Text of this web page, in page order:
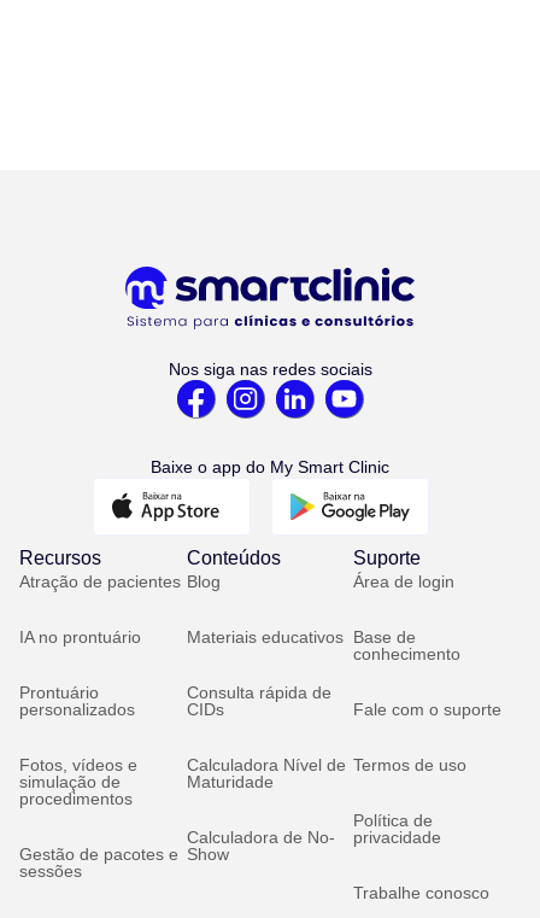
Nos siga nas redes sociais
Baixe o app do My Smart Clinic
Recursos
Atração de pacientes
IA no prontuário
Prontuário
personalizados
Fotos, vídeos e
simulação de
procedimentos
Gestão de pacotes e
sessões
Conteúdos
Blog
Materiais educativos
Consulta rápida de
CIDs
Calculadora Nível de
Maturidade
Calculadora de No-
Show
Suporte
Área de login
Base de
conhecimento
Fale com o suporte
Termos de uso
Política de
privacidade
Trabalhe conosco